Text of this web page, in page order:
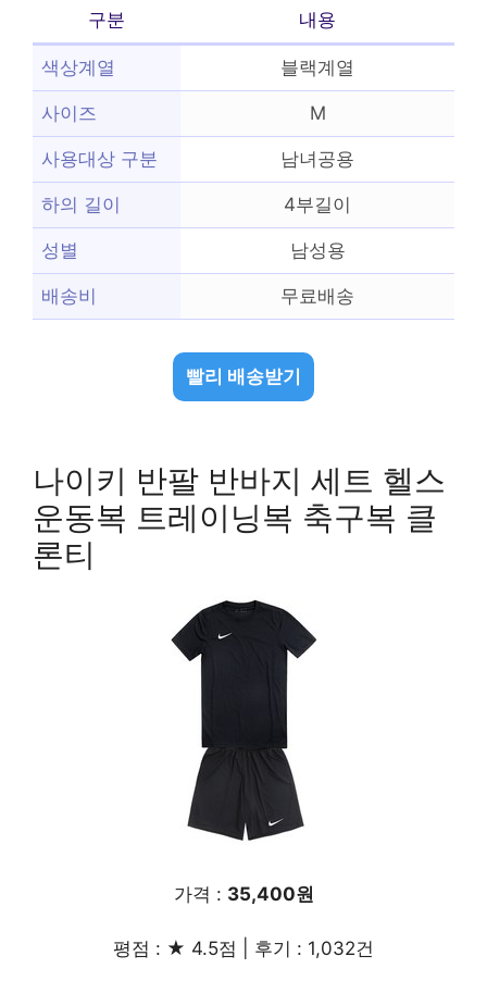
구분 내용
색상계열 블랙계열
사이즈 M
사용대상 구분 남녀공용
하의 길이 4부길이
성별 남성용
배송비 무료배송
빨리 배송받기
나이키 반팔 반바지 세트 헬스
운동복 트레이닝복 축구복 클
론티
가격 : 35,400원
평점 : ★ 4.5점 | 후기 : 1,032건